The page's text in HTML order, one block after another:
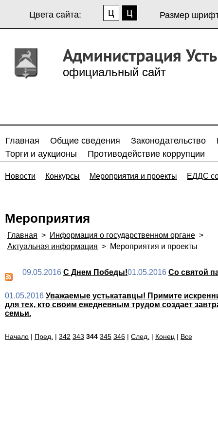
Цвета сайта: Размер
официальный сайт
Главная Общие сведения Законодательство
Торги и аукционы
Противодействие коррупции
Новости Конкурсы Мероприятия и проекты ЕДДС
Мероприятия
Главная > Информация о государственном органе >
Актуальная информация > Мероприятия и проекты
09.05.2016 С Днем Победы!01.05.2016 Со святой
01.05.2016 Уважаемые устькатавцы! Примите
для тех, кто своим ежедневным трудом создает
семьи.
Начало | Пред. | 342 343 344 345 346 | След. | Конец | Все